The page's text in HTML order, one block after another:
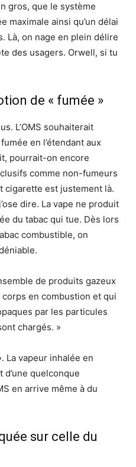
gros, que le système
maximale ainsi qu’un délai
Là, on nage en plein délire
des usagers. Orwell, si tu
de « fumée »
L’OMS souhaiterait
en l’étendant aux
pourrait-on encore
comme non-fumeurs
cigarette est justement là.
dire. La vape ne produit
du tabac qui tue. Dès lors
combustible, on
de produits gazeux
en combustion et qui
par les particules
chargés. »
La vapeur inhalée en
d’une quelconque
en arrive même à du
sur celle du